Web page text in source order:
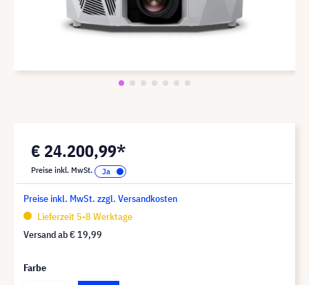
€ 24.200,99*
Preise inkl. MwSt.
Preise inkl. MwSt. zzgl. Versandkosten
Lieferzeit 5-8 Werktage
Versand ab€ 19,99
Farbe